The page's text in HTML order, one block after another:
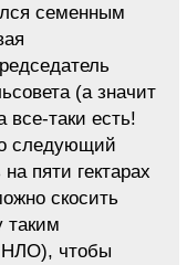
семенным
(а значит
все-таки есть!
следующий
пяти гектарах
скосить
таким
НЛО), чтобы